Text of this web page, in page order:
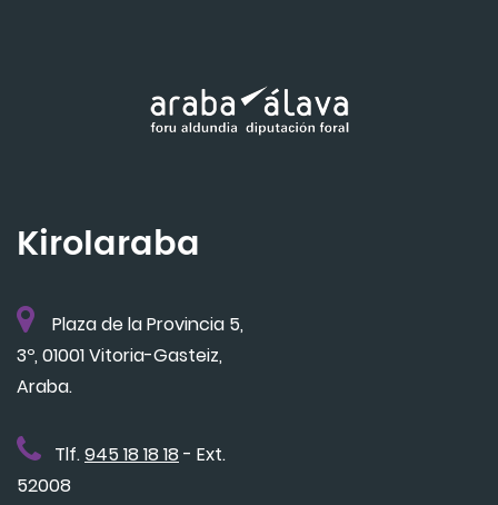
Kirolaraba
Plaza de la Provincia 5,
3º, 01001 Vitoria-Gasteiz,
Araba.
Tlf.945 18 18 18 - Ext.
52008